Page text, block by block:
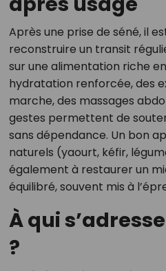
Après une prise de séné, il
reconstruire un transit
sur une alimentation riche
hydratation renforcée, des
marche, des massages
gestes permettent de
sans dépendance. Un bon
naturels (yaourt, kéfir,
également à restaurer un
équilibré, souvent mis à
À qui
?